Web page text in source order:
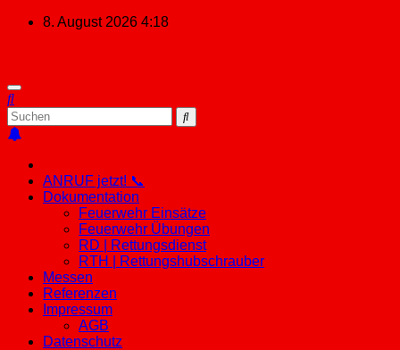
Zum
8. August 2026 4:18
ANRUF jetzt! 📞
Dokumentation
Feuerwehr Einsätze
Feuerwehr Übungen
RD | Rettungsdienst
RTH | Rettungshubschrauber
Messen
Referenzen
Impressum
AGB
Datenschutz